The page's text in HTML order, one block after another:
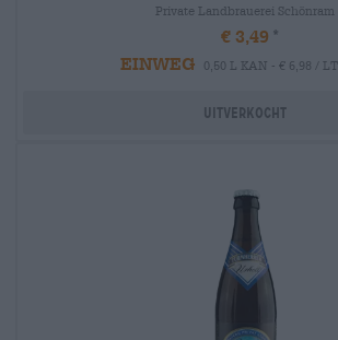
Private Landbrauerei Schönram
€ 3,49
EINWEG
0,50 L KAN - € 6,98 /
Uitverkocht